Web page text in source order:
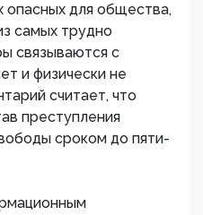
опасных для общества,
самых трудно
связываются с
и физически не
считает, что
преступления
сроком до пяти-